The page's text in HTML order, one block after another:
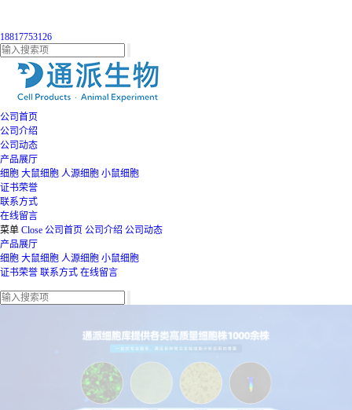
18817753126
公司首页
公司介绍
公司动态
产品展厅
细胞 大鼠细胞 人源细胞 小鼠细胞
证书荣誉
联系方式
在线留言
菜单 Close 公司首页 公司介绍 公司动态
产品展厅
细胞 大鼠细胞 人源细胞 小鼠细胞
证书荣誉 联系方式 在线留言